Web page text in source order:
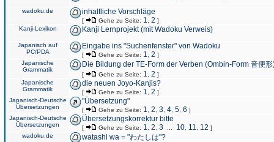
wadoku.de inhaltliche Vorschläge
[ Gehe zu Seite: 1 2 ]
Kanji-Lexikon
Kanji Lernprojekt (mit Wadoku Verweis)
Japanisch auf
PC/PDA
Eingabe ins "Suchenfenster" von Wadoku
[ Gehe zu Seite: 1 2 ]
Japanische
Grammatik
Die Bildung der TE-Form der Verben (Ombin-Form 音便形
[ Gehe zu Seite: 1 2 ]
Japanische
Grammatik
die neuen Joyo-Kanjis?
[ Gehe zu Seite: 1 2 ]
Japanisch-Deutsche
Übersetzungen
"Übersetzung"
[ Gehe zu Seite: 1 2 3 4 5 6 ]
Japanisch-Deutsche
Übersetzungen
Übersetzungskorrektur bitte
[ Gehe zu Seite: 1 2 3 10 11 12 ]
wadoku.de
watashi wa = "わたしは"?